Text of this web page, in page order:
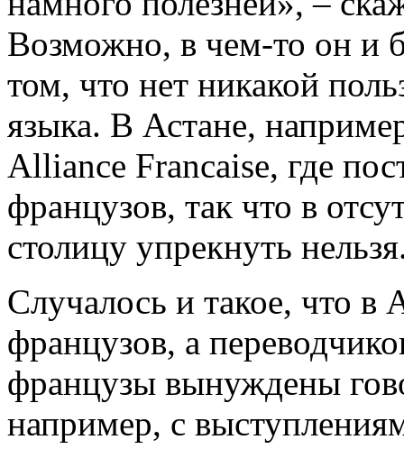
Возможно, в чем-то он и
том, что нет никакой
языка. В Астане,
Alliance Francaise, где
французов, так что в
столицу упрекнуть
Случалось и такое, что в
французов, а
французы вынуждены
например, с